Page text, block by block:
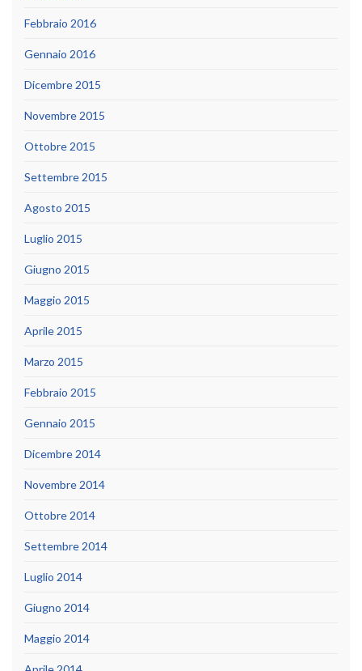
Febbraio 2016
Gennaio 2016
Dicembre 2015
Novembre 2015
Ottobre 2015
Settembre 2015
Agosto 2015
Luglio 2015
Giugno 2015
Maggio 2015
Aprile 2015
Marzo 2015
Febbraio 2015
Gennaio 2015
Dicembre 2014
Novembre 2014
Ottobre 2014
Settembre 2014
Luglio 2014
Giugno 2014
Maggio 2014